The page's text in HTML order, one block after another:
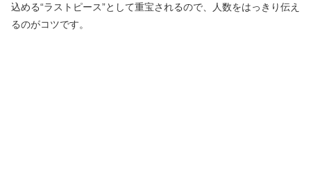
込める“ラストピース”として重宝されるので、人数をはっきり伝え
るのがコツです。